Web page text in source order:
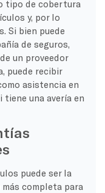
tipo de cobertura
y, por lo
Si bien puede
de seguros,
un proveedor
puede recibir
asistencia en
una avería en
puede ser la
completa para